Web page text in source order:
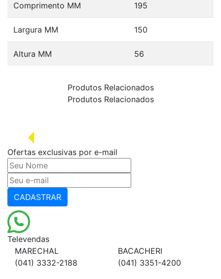
Comprimento MM 195
Largura MM 150
Altura MM 56
Produtos Relacionados
Produtos Relacionados
Ofertas exclusivas por e-mail
CADASTRAR
Televendas
MARECHAL
(041) 3332-2188
BACACHERI
(041) 3351-4200